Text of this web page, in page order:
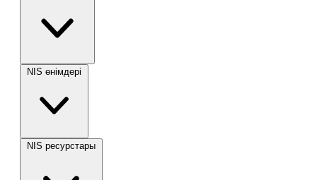
NIS өнімдері
NIS ресурстары